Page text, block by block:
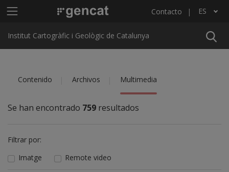
Menú principal ICGC Contacto ES
Lista adicional de acciones
Institut Cartogràfic i Geològic de Catalunya
Contenido Archivos Multimedia
Se han encontrado 759 resultados
Filtrar por:
Imatge
Remote video